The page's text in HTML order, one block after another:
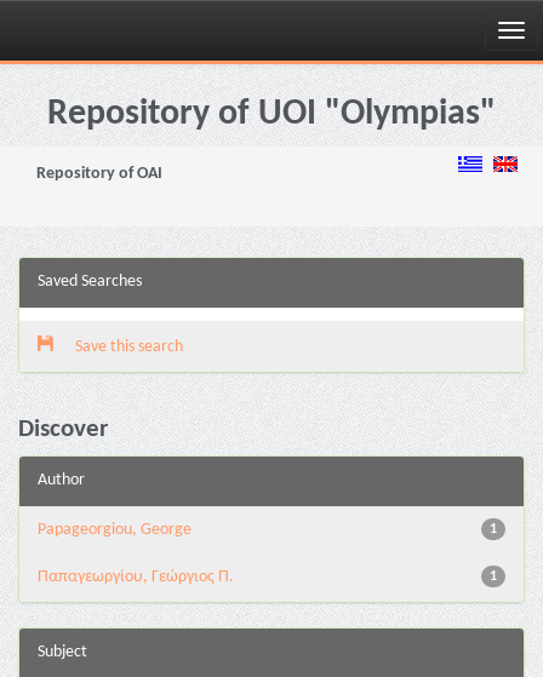
Skip
navigationRepository of UOI "Olympias"
Repository of OAI
Saved Searches
Save this search
Discover
Author
1
Papageorgiou, George
1
Παπαγεωργίου, Γεώργιος Π.
Subject